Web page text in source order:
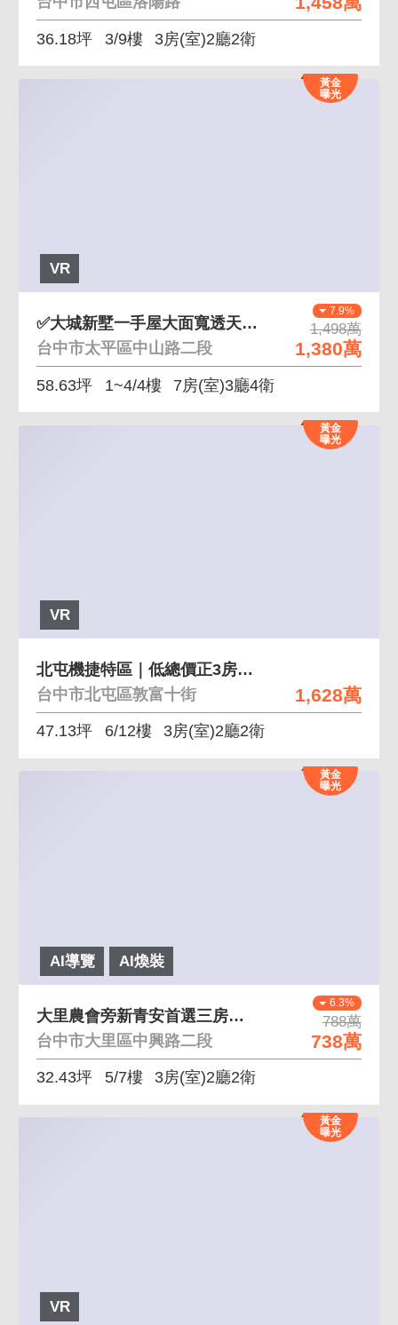
36.18坪 3/9樓 3房(室)2廳2衛
VR
黃金
曝光
7.9%
1,498萬
1,380萬
✅大城新墅一手屋大面寬透天別墅唯一釋出
台中市太平區中山路二段
58.63坪 1~4/4樓 7房(室)3廳4衛
VR
黃金
曝光
1,628萬
北屯機捷特區｜低總價正3房平車首選好宅
台中市北屯區敦富十街
47.13坪 6/12樓 3房(室)2廳2衛
AI導覽 AI煥裝
黃金
曝光
6.3%
788萬
738萬
大里農會旁新青安首選三房車位
台中市大里區中興路二段
32.43坪 5/7樓 3房(室)2廳2衛
VR
黃金
曝光